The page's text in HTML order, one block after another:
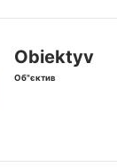
Obiektyv
Об"єктив